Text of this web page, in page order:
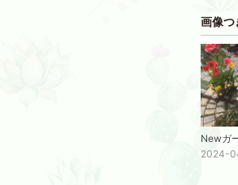
画像つ
Newガ
2024-